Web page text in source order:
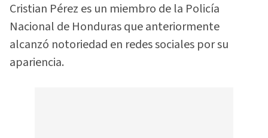
Cristian Pérez es un miembro de la Policía
Nacional de Honduras que anteriormente
alcanzó notoriedad en redes sociales por su
apariencia.